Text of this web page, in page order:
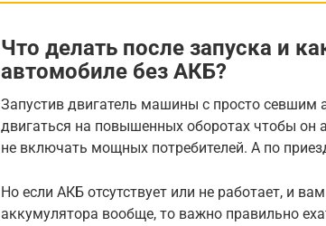
Что делать после запуска и
автомобиле без АКБ?
Запустив двигатель машины с просто севшим
двигаться на повышенных оборотах чтобы он
не включать мощных потребителей. А по
Но если АКБ отсутствует или не работает, и
аккумулятора вообще, то важно правильно